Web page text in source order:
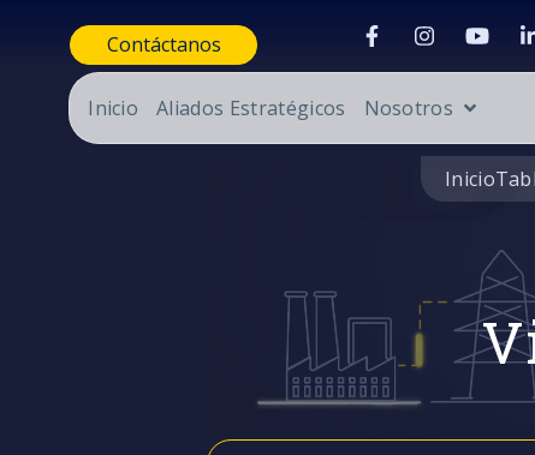
Contáctanos
Inicio Aliados Estratégicos Nosotros
Inicio